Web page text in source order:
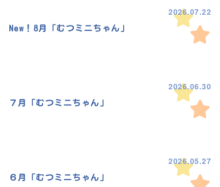
2026.07.22
New！8月「むつミニちゃん」
2026.06.30
７月「むつミニちゃん」
2026.05.27
６月「むつミニちゃん」